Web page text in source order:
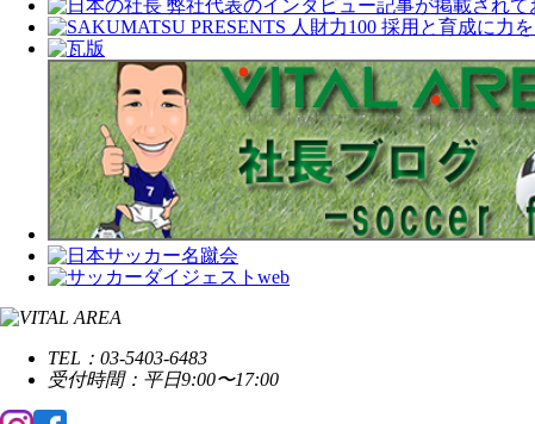
TEL：03-5403-6483
受付時間：平日9:00〜17:00